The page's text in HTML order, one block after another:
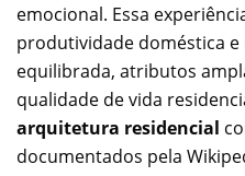
emocional. Essa
produtividade doméstica e
equilibrada, atributos
qualidade de vida
arquitetura residencial
documentados pela